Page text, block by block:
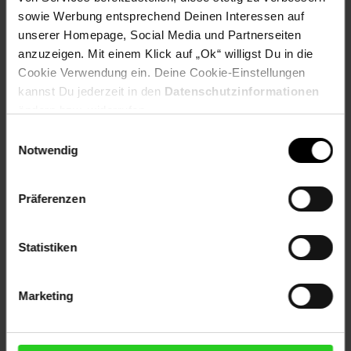
sowie Werbung entsprechend Deinen Interessen auf
unserer Homepage, Social Media und Partnerseiten
anzuzeigen. Mit einem Klick auf „Ok“ willigst Du in die
Cookie Verwendung ein. Deine Cookie-Einstellungen
kannst Du jederzeit in den Datenschutzinformationen
Notwendig
Präferenzen
Statistiken
Marketing
Versandinformationen
Herstellerinformationen
Rezeptwelt NettoKOM Karriere